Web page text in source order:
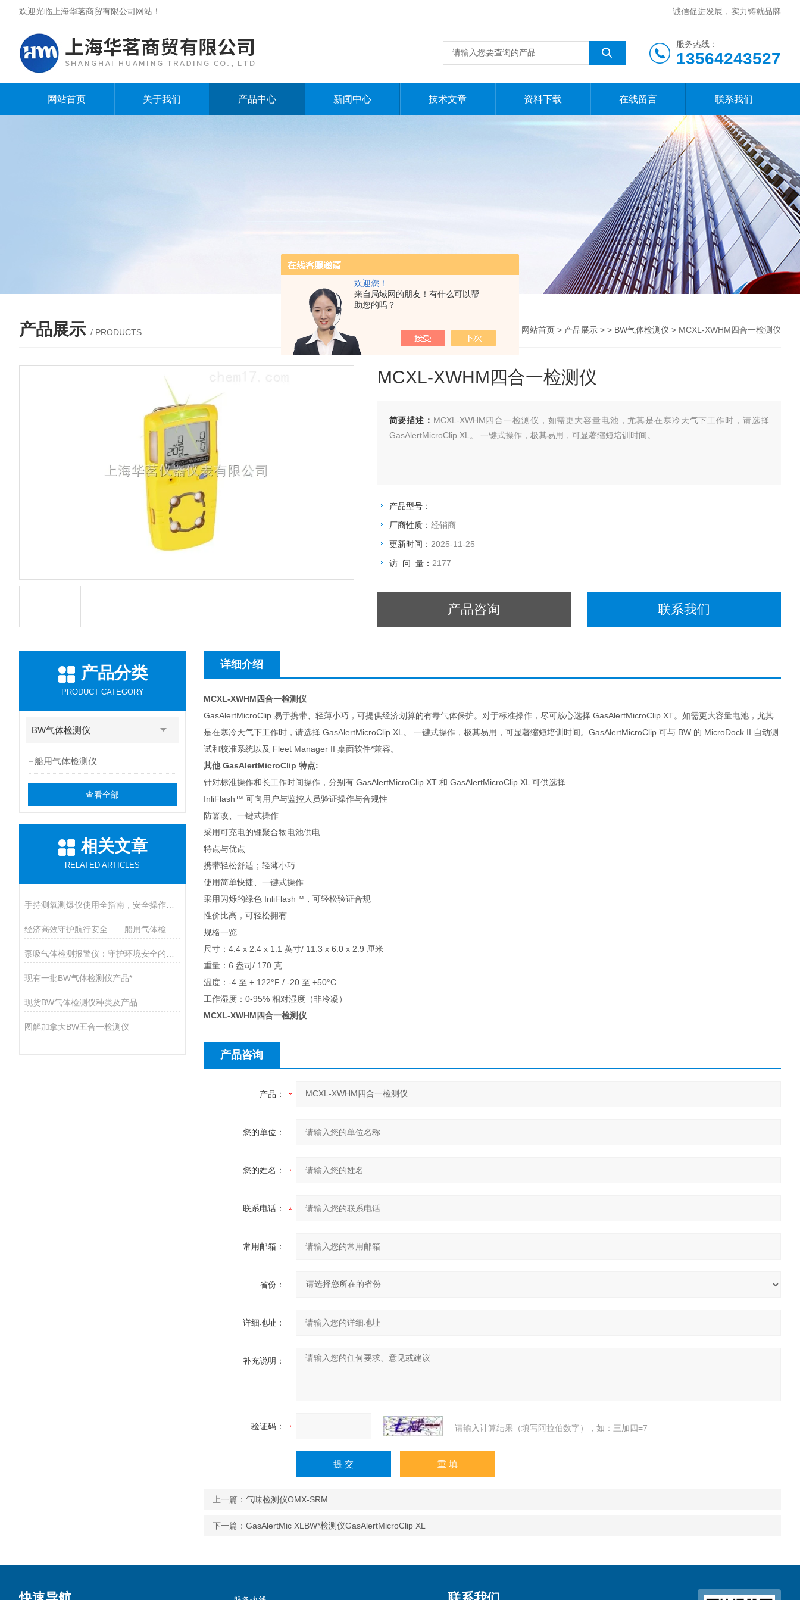
欢迎您！
来自局域网的朋友！有什么可以帮
助您的吗？
欢迎光临上海华茗商贸有限公司网站！ 诚信促进发展，实力铸就品牌
服务热线：
13564243527
网站首页 关于我们 产品中心 新闻中心 技术文章 资料下载 在线留言 联系我们
产品展示 / PRODUCTS 您的位置： 网站首页 > 产品展示 > > BW气体检测仪 > MCXL-XWHM四合一检测仪
MCXL-XWHM四合一检测仪
简要描述： MCXL-XWHM四合一检测仪，如需更大容量电池，尤其是在寒冷天气下工作时，请选择
GasAlertMicroClip XL。 一键式操作，极其易用，可显著缩短培训时间。
产品型号：
厂商性质： 经销商
更新时间： 2025-11-25
访 问 量： 2177
产品咨询 联系我们
产品分类
PRODUCT CATEGORY
BW气体检测仪
船用气体检测仪
查看全部
相关文章
RELATED ARTICLES
现有一批BW气体检测仪产品*
现货BW气体检测仪种类及产品
图解加拿大BW五合一检测仪
详细介绍
MCXL-XWHM四合一检测仪
GasAlertMicroClip 易于携带、轻薄小巧，可提供经济划算的有毒气体保护。对于标准操作，尽可放心选择 GasAlertMicroClip XT。如需更大容量电池，尤其
是在寒冷天气下工作时，请选择 GasAlertMicroClip XL。 一键式操作，极其易用，可显著缩短培训时间。GasAlertMicroClip 可与 BW 的 MicroDock II 自动测
试和校准系统以及 Fleet Manager II 桌面软件*兼容。
其他 GasAlertMicroClip 特点:
针对标准操作和长工作时间操作，分别有 GasAlertMicroClip XT 和 GasAlertMicroClip XL 可供选择
InliFlash™ 可向用户与监控人员验证操作与合规性
防篡改、一键式操作
采用可充电的锂聚合物电池供电
特点与优点
携带轻松舒适；轻薄小巧
使用简单快捷、一键式操作
采用闪烁的绿色 InliFlash™，可轻松验证合规
性价比高，可轻松拥有
规格一览
尺寸：4.4 x 2.4 x 1.1 英寸/ 11.3 x 6.0 x 2.9 厘米
重量：6 盎司/ 170 克
温度：-4 至 + 122°F / -20 至 +50°C
工作湿度：0-95% 相对湿度（非冷凝）
MCXL-XWHM四合一检测仪
产品咨询
产品：
您的单位：
您的姓名：
联系电话：
常用邮箱：
省份：
详细地址：
补充说明：
验证码： 请输入计算结果（填写阿拉伯数字），如：三加四=7
上一篇： 气味检测仪OMX-SRM
下一篇： GasAlertMic XLBW*检测仪GasAlertMicroClip XL